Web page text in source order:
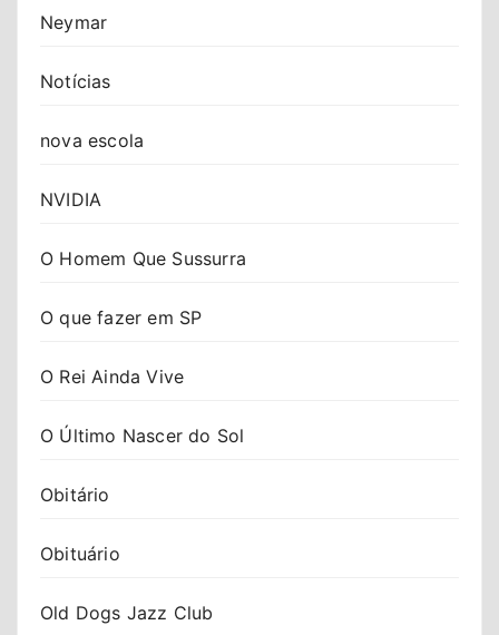
Neymar
Notícias
nova escola
NVIDIA
O Homem Que Sussurra
O que fazer em SP
O Rei Ainda Vive
O Último Nascer do Sol
Obitário
Obituário
Old Dogs Jazz Club